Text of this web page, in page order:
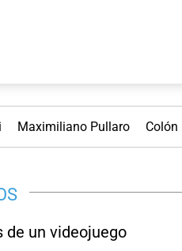
Maximiliano Pullaro Colón
de un videojuego